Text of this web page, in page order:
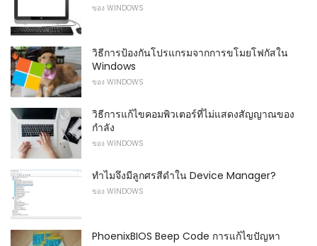
ของ WINDOWS
วิธีการป้องกันโปรแกรมจากการขโมยโฟกัสใน
Windows
ของ WINDOWS
วิธีการแก้ไขคอมพิวเตอร์ที่ไม่แสดงสัญญาณของ
กำลัง
ของ WINDOWS
ทำไมจึงมีลูกศรสีดำใน Device Manager?
ของ WINDOWS
PhoenixBIOS Beep Code การแก้ไขปัญหา